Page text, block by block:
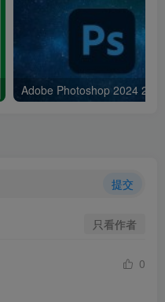
提交
只看作者
0